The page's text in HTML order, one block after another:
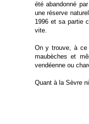
été abandonné
une réserve
1996 et sa partie
vite.
On y trouve, à ce
maubèches et
vendéenne ou
Quant à la Sèvre